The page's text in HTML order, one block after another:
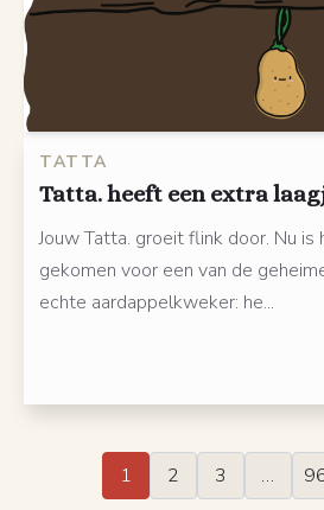
TATTA
Tatta. heeft een extra
Jouw Tatta. groeit flink door. Nu
gekomen voor een van de
echte aardappelkweker: he...
1 2 3 …